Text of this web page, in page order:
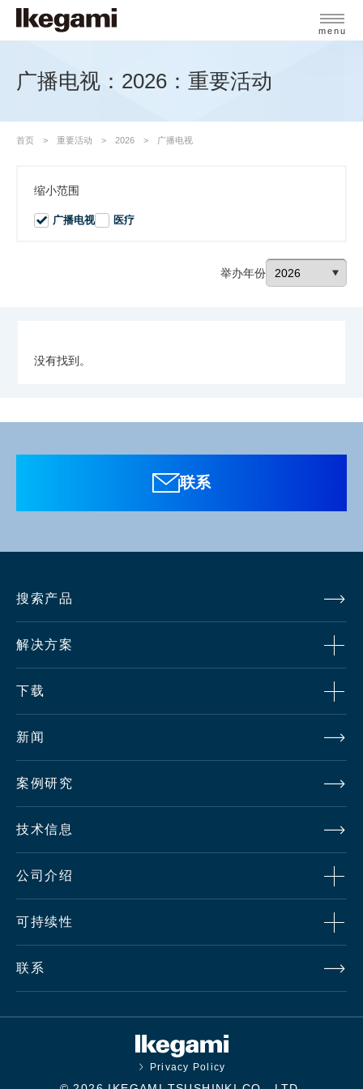
menu
广播电视：2026：重要活动
首页 重要活动 2026 广播电视
缩小范围
广播电视 医疗
举办年份
没有找到。
联系
搜索产品
解决方案
下载
新闻
案例研究
技术信息
公司介绍
可持续性
联系
Privacy Policy